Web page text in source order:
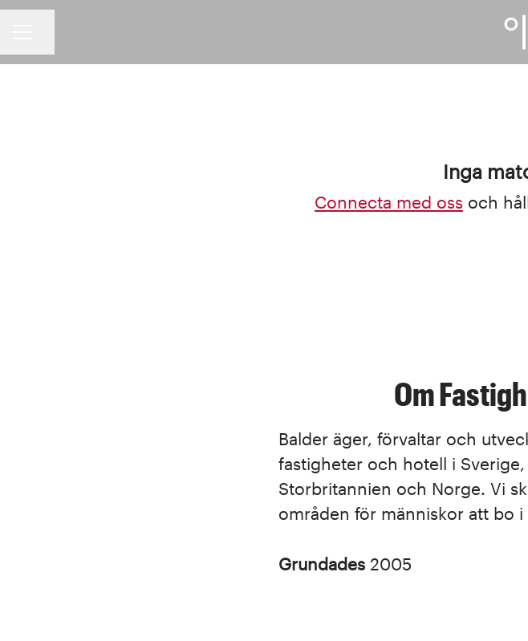
Inga
Connecta med oss och
Om
Balder äger, förvaltar och
fastigheter och hotell i
Storbritannien och Norge. Vi
områden för människor att bo
Grundades 2005